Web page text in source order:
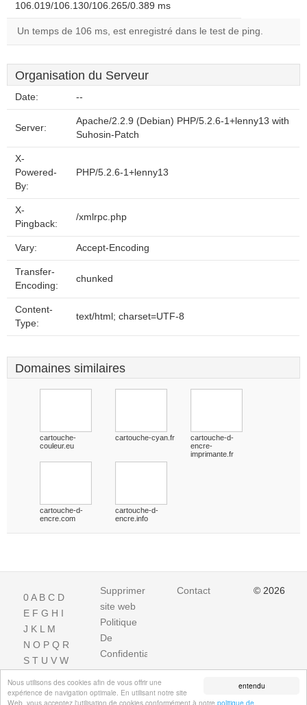
entendu
Nous utilisons des cookies afin de vous offrir une
expérience de navigation optimale. En utilisant notre site
Web, vous acceptez l'utilisation de cookies conformément à notre politique de
106.019/106.130/106.265/0.389 ms
Un temps de 106 ms, est enregistré dans le test de ping.
Organisation du Serveur
Date: --
Server:
Apache/2.2.9 (Debian) PHP/5.2.6-1+lenny13 with
Suhosin-Patch
X-
Powered-
By:
PHP/5.2.6-1+lenny13
X-
Pingback:
/xmlrpc.php
Vary: Accept-Encoding
Transfer-
Encoding:
chunked
Content-
Type:
text/html; charset=UTF-8
Domaines similaires
cartouche-
couleur.eu
cartouche-cyan.fr
cartouche-d-
encre-
imprimante.fr
cartouche-d-
encre.com
cartouche-d-
encre.info
0A B C D
E F G H I
J K L M
N O P Q R
S T U V W
Supprimer
site web
Politique
De
Confidentialite
Contact © 2026